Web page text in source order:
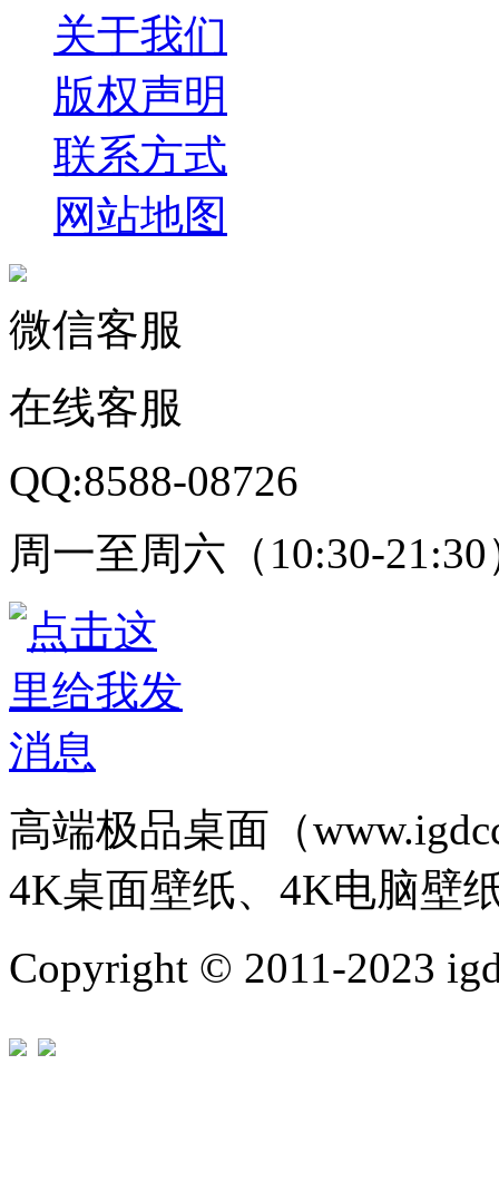
关于我们
版权声明
联系方式
网站地图
微信客服
在线客服
QQ:8588-08726
周一至周六（10:30-21:30
高端极品桌面（
4K桌面壁纸、4K电脑壁
Copyright © 2011-2023